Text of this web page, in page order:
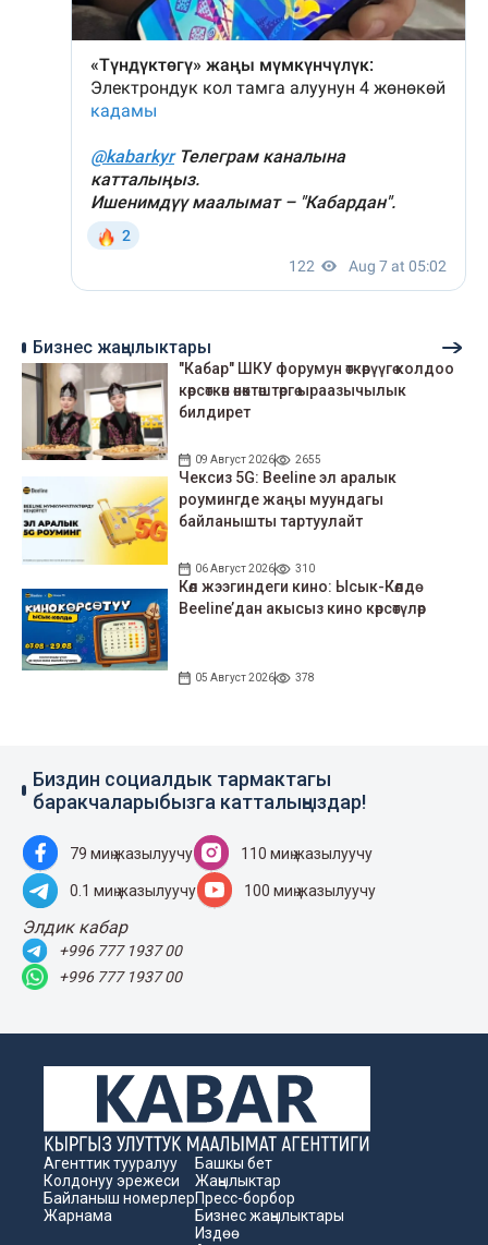
Бизнес жаңылыктары
"Кабар" ШКУ форумун өткөрүүгө колдоо
көрсөткөн өнөктөштөргө ыраазычылык
билдирет
09 Август 2026 2655
Чексиз 5G: Beeline эл аралык
роумингде жаңы муундагы
байланышты тартуулайт
06 Август 2026 310
Көл жээгиндеги кино: Ысык-Көлдө
Beeline’дан акысыз кино көрсөтүлөр
05 Август 2026 378
Биздин социалдык тармактагы
баракчаларыбызга катталыңыздар!
79 миң жазылуучу 110 миң жазылуучу
0.1 миң жазылуучу 100 миң жазылуучу
Элдик кабар
+996 777 1937 00
+996 777 1937 00
Агенттик тууралуу
Колдонуу эрежеси
Байланыш номерлер
Жарнама
Башкы бет
Жаңылыктар
Пресс-борбор
Бизнес жаңылыктары
Издөө